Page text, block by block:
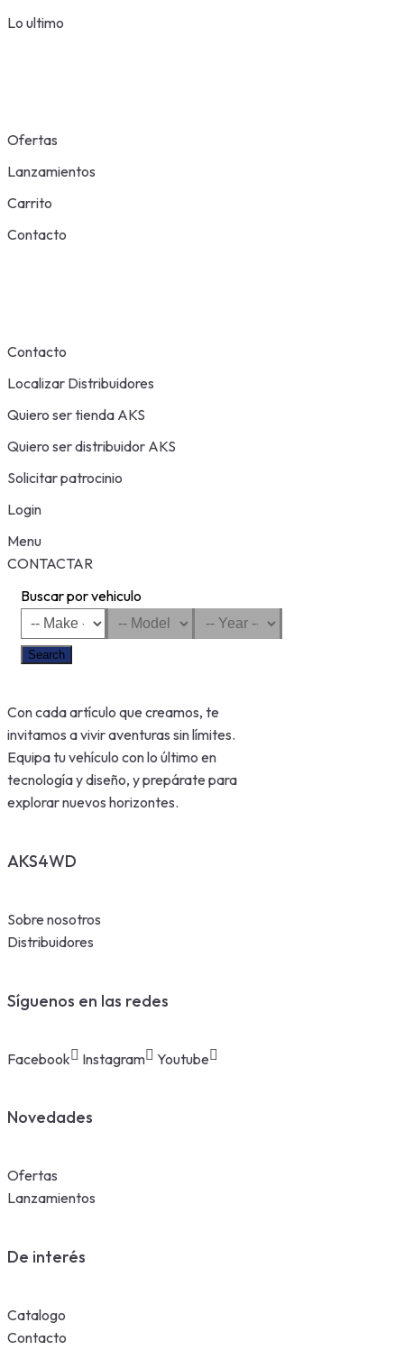
Lo ultimo
Ofertas
Lanzamientos
Carrito
Contacto
Contacto
Localizar Distribuidores
Quiero ser tienda AKS
Quiero ser distribuidor AKS
Solicitar patrocinio
Login
Menu
CONTACTAR
Buscar por vehiculo
Search
Con cada artículo que creamos, te
invitamos a vivir aventuras sin límites.
Equipa tu vehículo con lo último en
tecnología y diseño, y prepárate para
explorar nuevos horizontes.
AKS4WD
Sobre nosotros
Distribuidores
Síguenos en las redes
Facebook Instagram Youtube
Novedades
Ofertas
Lanzamientos
De interés
Catalogo
Contacto